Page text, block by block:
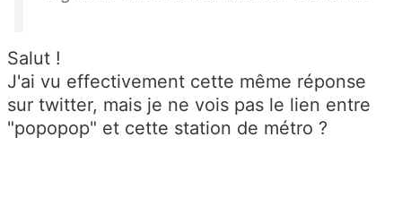
Salut !
J'ai vu effectivement cette même réponse
sur twitter, mais je ne vois pas le lien entre
"popopop" et cette station de métro ?